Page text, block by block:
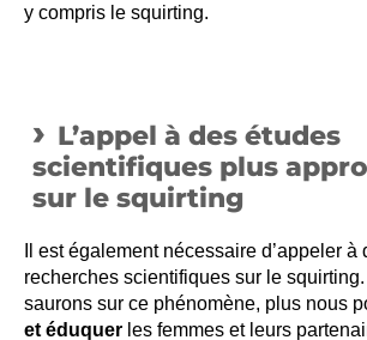
y compris le squirting.
L’appel à des études
scientifiques plus
sur le squirting
Il est également nécessaire d’appeler
recherches scientifiques sur le
saurons sur ce phénomène, plus nous
et éduquer les femmes et leurs